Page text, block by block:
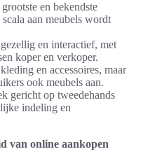
en bekendste
aan meubels wordt
en interactief, met
koper en verkoper.
en accessoires, maar
ook meubels aan.
gericht op tweedehands
indeling en
van online aankopen